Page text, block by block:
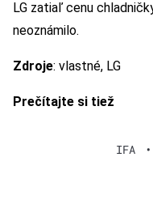
LG zatiaľ cenu
neoznámilo.
Zdroje: vlastné, LG
Prečítajte si tiež
IFA •